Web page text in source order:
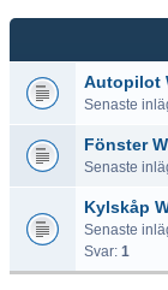
Autopilot
Senaste
Fönster
Senaste
Kylskåp
Senaste
Svar: 1